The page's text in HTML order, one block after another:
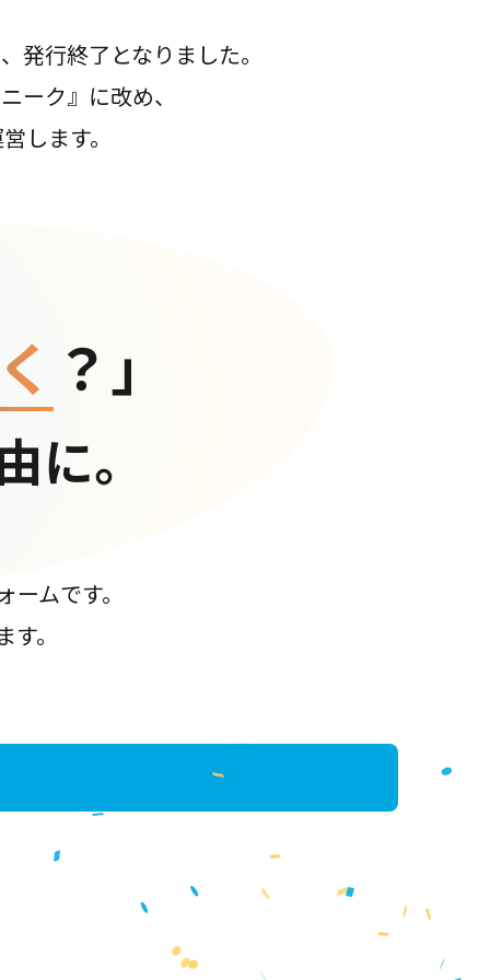
発行終了となりました。
ーク』に改め、
します。
？」
に。
ムです。
。